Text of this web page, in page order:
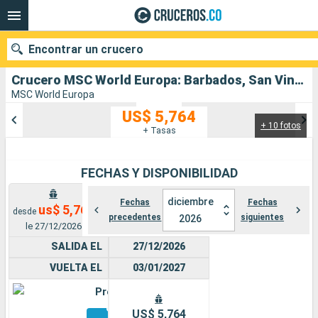
Crucero MSC World Europa: Barbados, San Vincent y las Granadinas, Grenada, Santa Lucia salida desde Pointe a pitre (Guadalupe)
MSC World Europa
+ 10 fotos
US$ 5,764
+ Tasas
FECHAS Y DISPONIBILIDAD
desde us$ 5,764
le 27/12/2026
Fechas
precedentes
diciembre
2026
Fechas
siguientes
SALIDA EL
VUELTA EL
Premium
Otros
27/12/2026
03/01/2027
US$ 5,764
Encontrar un crucero
Puertos Compañías
Buscar